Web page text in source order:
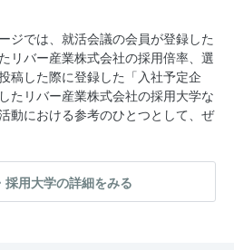
ジでは、就活会議の会員が登録した
リバー産業株式会社の採用倍率、選
稿した際に登録した「入社予定企
たリバー産業株式会社の採用大学な
動における参考のひとつとして、ぜ
採用大学の詳細をみる